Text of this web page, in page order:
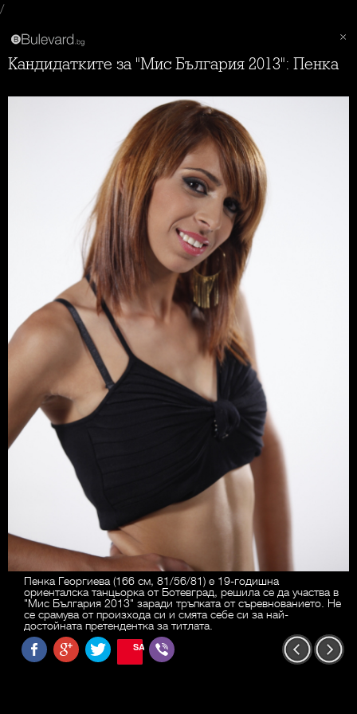
/
Кандидатките за "Мис България 2013": Пенка
Пенка Георгиева (166 см, 81/56/81) e 19-годишна
ориенталска танцьорка от Ботевград, решила се да участва в
"Мис България 2013" заради тръпката от съревнованието. Не
се срамува от произхода си и смята себе си за най-
достойната претендентка за титлата.
SAVE